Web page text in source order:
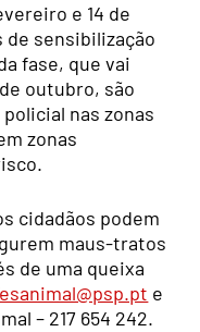
e 14 de
de sensibilização
fase, que vai
outubro, são
nas zonas
zonas
cidadãos podem
maus-tratos
de uma queixa
e
– 217 654 242.